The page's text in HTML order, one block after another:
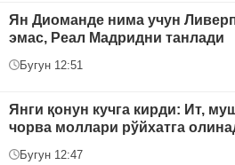
Ян Диоманде нима учун
эмас, Реал Мадридни танлади
Бугун 12:51
Янги қонун кучга кирди: Ит,
чорва моллари рўйхатга
Бугун 12:47